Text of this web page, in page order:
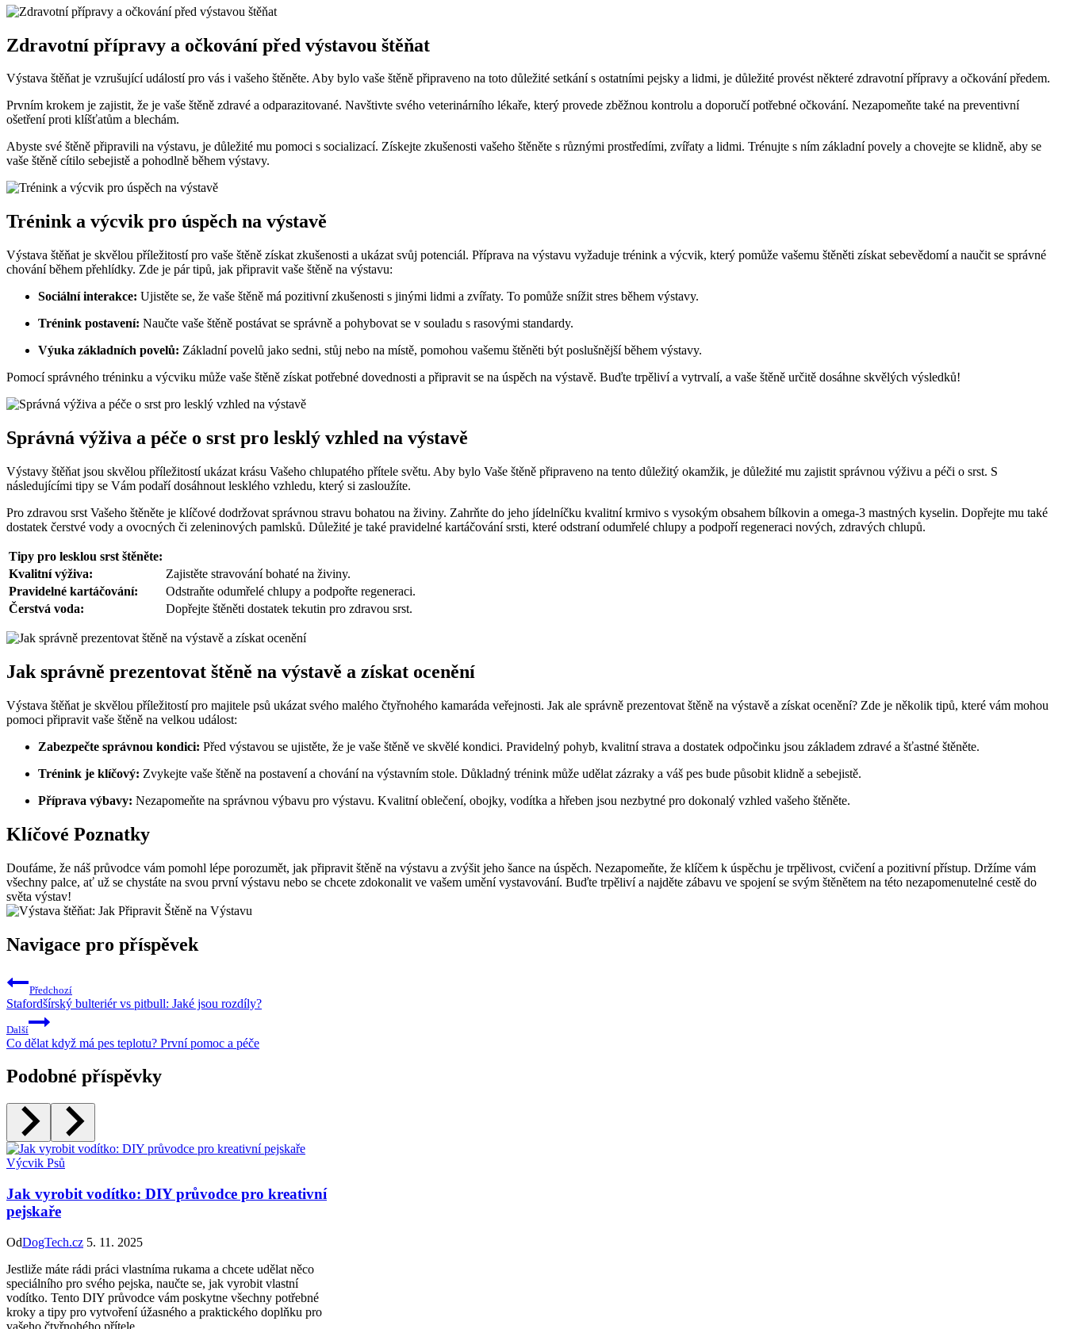
Zdravotní přípravy a očkování před výstavou štěňat
Výstava štěňat je vzrušující událostí pro vás i vašeho štěněte. Aby bylo vaše štěně připraveno na toto důležité setkání s ostatními pejsky a lidmi, je důležité provést některé zdravotní přípravy a očkování předem.
Prvním krokem je zajistit, že je vaše štěně zdravé a odparazitované. Navštivte svého veterinárního lékaře, který provede zběžnou kontrolu a doporučí potřebné očkování. Nezapomeňte také na preventivní
ošetření proti klíšťatům a blechám.
Abyste své štěně připravili na výstavu, je důležité mu pomoci s socializací. Získejte zkušenosti vašeho štěněte s různými prostředími, zvířaty a lidmi. Trénujte s ním základní povely a chovejte se klidně, aby se
vaše štěně cítilo sebejistě a pohodlně během výstavy.
Trénink a výcvik pro úspěch na výstavě
Výstava štěňat je skvělou příležitostí pro vaše štěně získat zkušenosti a ukázat svůj potenciál. Příprava na výstavu vyžaduje trénink a výcvik, který pomůže vašemu štěněti získat sebevědomí a naučit se správné
chování během přehlídky. Zde je pár tipů, jak připravit vaše štěně na výstavu:
Sociální interakce: Ujistěte se, že vaše štěně má pozitivní zkušenosti s jinými lidmi a zvířaty. To pomůže snížit stres během výstavy.
Trénink postavení: Naučte vaše štěně postávat se správně a pohybovat se v souladu s rasovými standardy.
Výuka základních povelů: Základní povelů jako sedni, stůj nebo na místě, pomohou vašemu štěněti být poslušnější během výstavy.
Pomocí správného tréninku a výcviku může vaše štěně získat potřebné dovednosti a připravit se na úspěch na výstavě. Buďte trpěliví a vytrvalí, a vaše štěně určitě dosáhne skvělých výsledků!
Správná výživa a péče o srst pro lesklý vzhled na výstavě
Výstavy štěňat jsou skvělou příležitostí ukázat krásu Vašeho chlupatého přítele světu. Aby bylo Vaše štěně připraveno na tento důležitý okamžik, je důležité mu zajistit správnou výživu a péči o srst. S
následujícími tipy se Vám podaří dosáhnout lesklého vzhledu, který si zasloužíte.
Pro zdravou srst Vašeho štěněte je klíčové dodržovat správnou stravu bohatou na živiny. Zahrňte do jeho jídelníčku kvalitní krmivo s vysokým obsahem bílkovin a omega-3 mastných kyselin. Dopřejte mu také
dostatek čerstvé vody a ovocných či zeleninových pamlsků. Důležité je také pravidelné kartáčování srsti, které odstraní odumřelé chlupy a podpoří regeneraci nových, zdravých chlupů.
Tipy pro lesklou srst štěněte:
Kvalitní výživa:
Zajistěte stravování bohaté na živiny.
Pravidelné kartáčování:
Odstraňte odumřelé chlupy a podpořte regeneraci.
Čerstvá voda:
Dopřejte štěněti dostatek tekutin pro zdravou srst.
Jak správně prezentovat štěně na výstavě a získat ocenění
Výstava štěňat je skvělou příležitostí pro majitele psů ukázat svého malého čtyřnohého kamaráda veřejnosti. Jak ale správně prezentovat štěně na výstavě a získat ocenění? Zde je několik tipů, které vám mohou
pomoci připravit vaše štěně na velkou událost:
Zabezpečte správnou kondici: Před výstavou se ujistěte, že je vaše štěně ve skvělé kondici. Pravidelný pohyb, kvalitní strava a dostatek odpočinku jsou základem zdravé a šťastné štěněte.
Trénink je klíčový: Zvykejte vaše štěně na postavení a chování na výstavním stole. Důkladný trénink může udělat zázraky a váš pes bude působit klidně a sebejistě.
Příprava výbavy: Nezapomeňte na správnou výbavu pro výstavu. Kvalitní oblečení, obojky, vodítka a hřeben jsou nezbytné pro dokonalý vzhled vašeho štěněte.
Klíčové Poznatky
Doufáme, že náš průvodce vám pomohl lépe porozumět, jak připravit štěně na výstavu a zvýšit jeho šance na úspěch. Nezapomeňte, že klíčem k úspěchu je trpělivost, cvičení a pozitivní přístup. Držíme vám
všechny palce, ať už se chystáte na svou první výstavu nebo se chcete zdokonalit ve vašem umění vystavování. Buďte trpěliví a najděte zábavu ve spojení se svým štěnětem na této nezapomenutelné cestě do
světa výstav!
Navigace pro příspěvek
Předchozí
Stafordšírský bulteriér vs pitbull: Jaké jsou rozdíly?
Další
Co dělat když má pes teplotu? První pomoc a péče
Podobné příspěvky
Výcvik Psů
Jak vyrobit vodítko: DIY průvodce pro kreativní
pejskaře
OdDogTech.cz 5. 11. 2025
Jestliže máte rádi práci vlastníma rukama a chcete udělat něco
speciálního pro svého pejska, naučte se, jak vyrobit vlastní
vodítko. Tento DIY průvodce vám poskytne všechny potřebné
kroky a tipy pro vytvoření úžasného a praktického doplňku pro
vašeho čtyřnohého přítele.